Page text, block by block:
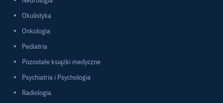
Okulistyka
Onkologia
Pediatria
Pozostałe książki medyczne
Psychiatria i Psychologia
Radiologia